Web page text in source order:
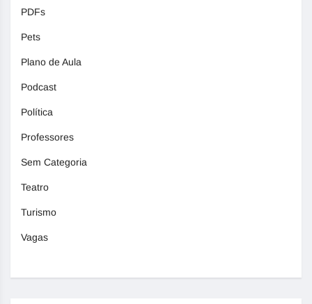
PDFs
Pets
Plano de Aula
Podcast
Política
Professores
Sem Categoria
Teatro
Turismo
Vagas